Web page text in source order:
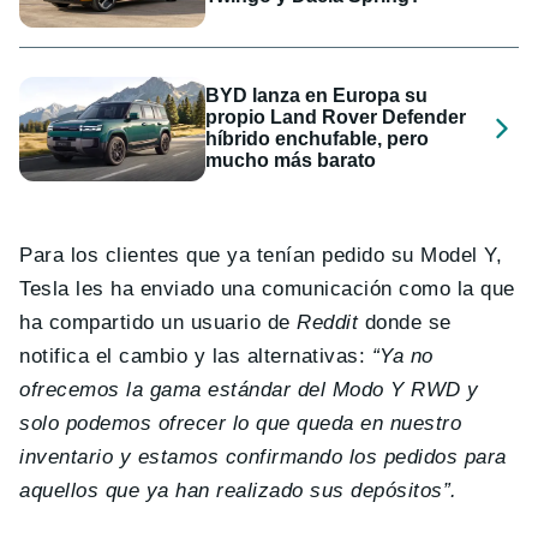
BYD lanza en Europa su
propio Land Rover Defender
híbrido enchufable, pero
mucho más barato
Para los clientes que ya tenían pedido su Model Y,
Tesla les ha enviado una comunicación como la que
ha compartido un usuario deRedditdonde se
notifica el cambio y las alternativas: “Ya no
ofrecemos la gama estándar del Modo Y RWD y
solo podemos ofrecer lo que queda en nuestro
inventario y estamos confirmando los pedidos para
aquellos que ya han realizado sus depósitos”.